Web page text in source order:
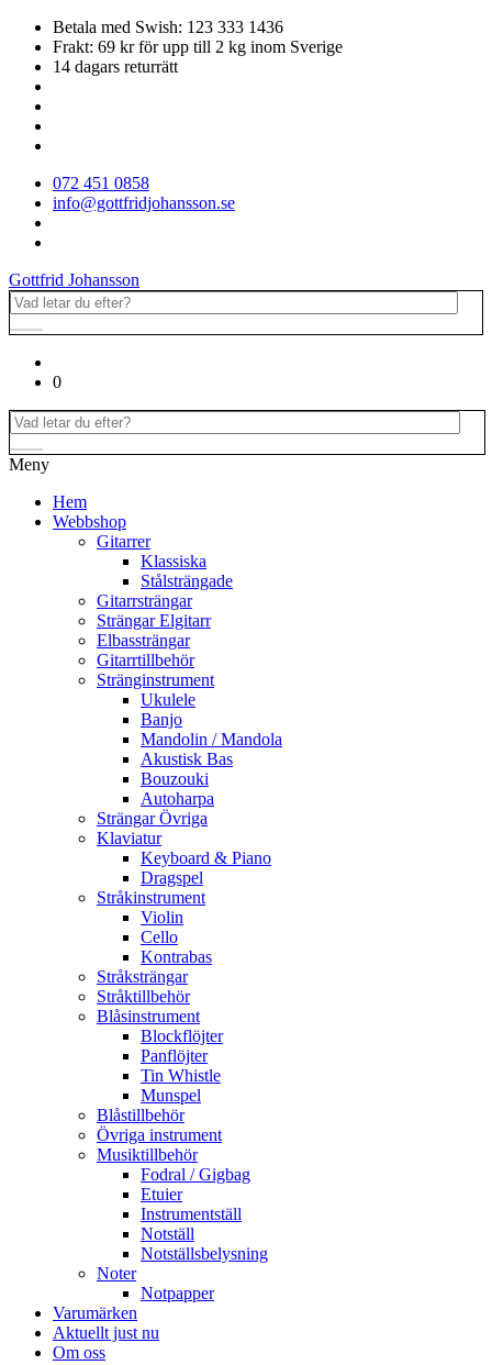
Betala med Swish: 123 333 1436
Frakt: 69 kr för upp till 2 kg inom Sverige
14 dagars returrätt
072 451 0858
info@gottfridjohansson.se
Gottfrid Johansson
0
Meny
Hem
Webbshop
Gitarrer
Klassiska
Stålsträngade
Gitarrsträngar
Strängar Elgitarr
Elbassträngar
Gitarrtillbehör
Stränginstrument
Ukulele
Banjo
Mandolin / Mandola
Akustisk Bas
Bouzouki
Autoharpa
Strängar Övriga
Klaviatur
Keyboard & Piano
Dragspel
Stråkinstrument
Violin
Cello
Kontrabas
Stråksträngar
Stråktillbehör
Blåsinstrument
Blockflöjter
Panflöjter
Tin Whistle
Munspel
Blåstillbehör
Övriga instrument
Musiktillbehör
Fodral / Gigbag
Etuier
Instrumentställ
Notställ
Notställsbelysning
Noter
Notpapper
Varumärken
Aktuellt just nu
Om oss